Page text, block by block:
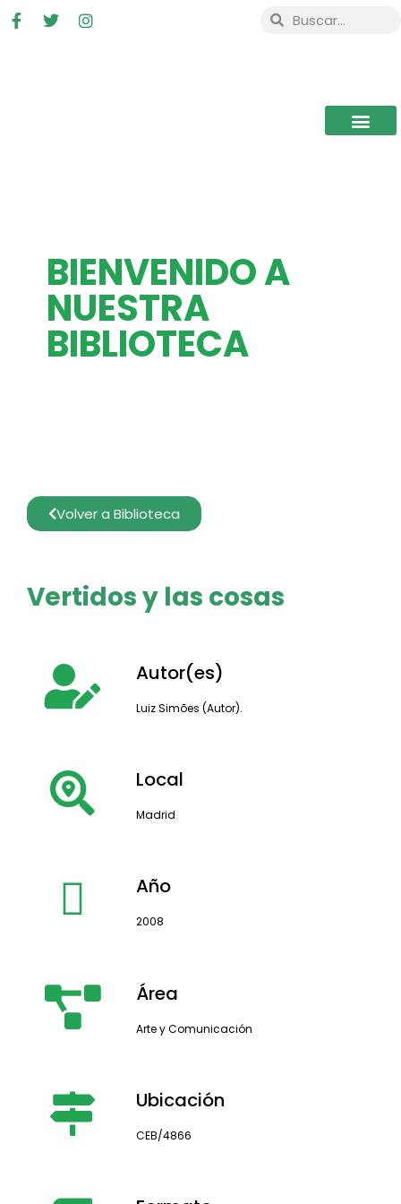
BIENVENIDO A
NUESTRA
BIBLIOTECA
Volver a Biblioteca
Vertidos y las cosas
Autor(es)
Luiz Simões (Autor).
Local
Madrid
Año
2008
Área
Arte y Comunicación
Ubicación
CEB/4866